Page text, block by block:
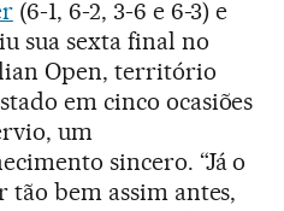
(6-1, 6-2, 3-6 e 6-3) e
sua sexta final no
Open, território
em cinco ocasiões
um
sincero. “Já o
tão bem assim antes,